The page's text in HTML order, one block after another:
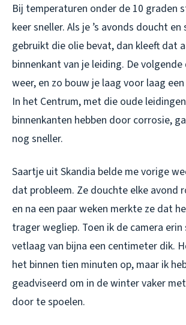
Bij temperaturen onder de 10 graden
keer sneller. Als je ’s avonds doucht en
gebruikt die olie bevat, dan kleeft dat
binnenkant van je leiding. De
weer, en zo bouw je laag voor laag
In het Centrum, met die oude
binnenkanten hebben door corrosie,
nog sneller.
Saartje uit Skandia belde me vorige
dat probleem. Ze douchte elke avond
en na een paar weken merkte ze dat
trager wegliep. Toen ik de camera erin
vetlaag van bijna een centimeter dik.
het binnen tien minuten op, maar ik
geadviseerd om in de winter vaker
door te spoelen.